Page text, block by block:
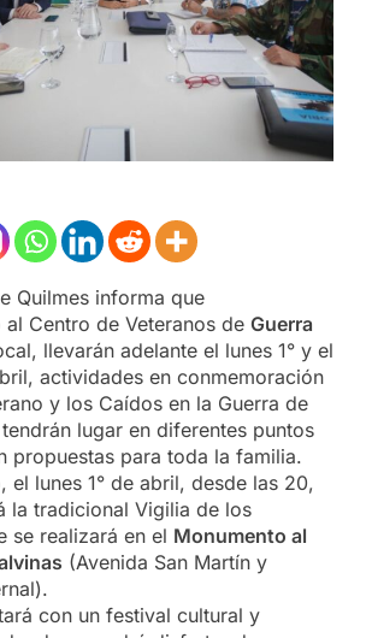
Quilmes informa que
Centro de Veteranos de Guerra
llevarán adelante el lunes 1° y el
actividades en conmemoración
y los Caídos en la Guerra de
lugar en diferentes puntos
propuestas para toda la familia.
el lunes 1° de abril, desde las 20,
la tradicional Vigilia de los
se realizará en el Monumento al
(Avenida San Martín y
con un festival cultural y